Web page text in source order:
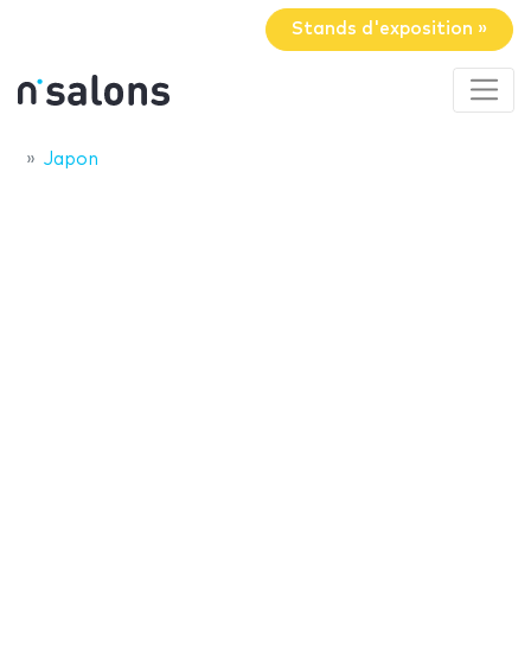
Stands d'exposition »
Japon